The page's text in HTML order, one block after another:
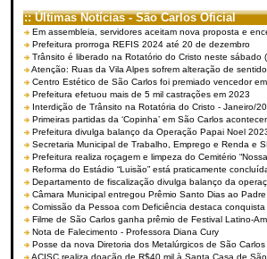
:: Últimas Notícias - São Carlos Oficial
Em assembleia, servidores aceitam nova proposta e
Prefeitura prorroga REFIS 2024 até 20 de dezembro
Trânsito é liberado na Rotatório do Cristo neste sábado
Atenção: Ruas da Vila Alpes sofrem alteração de
Centro Estético de São Carlos foi premiado vencedor
Prefeitura efetuou mais de 5 mil castrações em 2023
Interdição de Trânsito na Rotatória do Cristo - Janeiro/
Primeiras partidas da ‘Copinha’ em São Carlos
Prefeitura divulga balanço da Operação Papai Noel
Secretaria Municipal de Trabalho, Emprego e Renda e
Prefeitura realiza roçagem e limpeza do Cemitério
Reforma do Estádio “Luisão” está praticamente
Departamento de fiscalização divulga balanço da
Câmara Municipal entregou Prêmio Santo Dias ao
Comissão da Pessoa com Deficiência destaca
Filme de São Carlos ganha prêmio de Festival Latino-
Nota de Falecimento - Professora Diana Cury
Posse da nova Diretoria dos Metalúrgicos de São
ACISC realiza doação de R$40 mil à Santa Casa de